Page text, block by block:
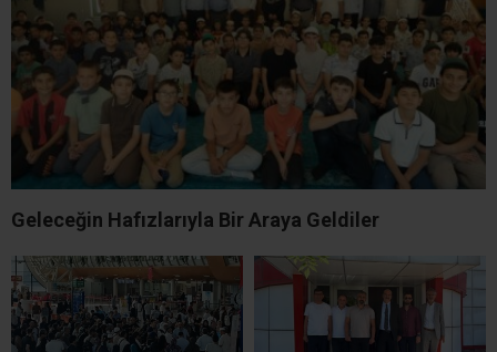
Geleceğin Hafızlarıyla Bir Araya Geldiler